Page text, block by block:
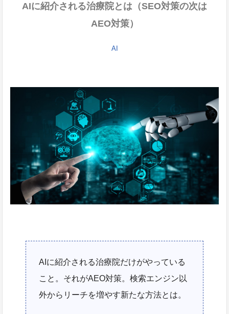
AIに紹介される治療院とは（SEO対策の次は
AEO対策）
AI
AIに紹介される治療院だけがやっている
こと。それがAEO対策。検索エンジン以
外からリーチを増やす新たな方法とは。